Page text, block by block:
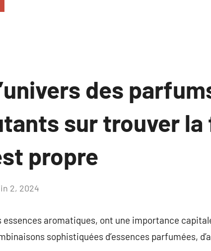
des
sur trouver
propre
2, 2024
aromatiques, ont une importance
sophistiquées d’essences parfumées,